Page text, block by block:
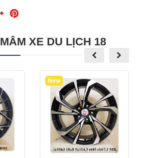
MÂM XE DU LỊCH 18
New